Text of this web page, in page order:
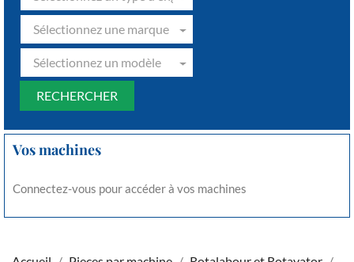
Sélectionnez une marque
Sélectionnez un modèle
Vos machines
Connectez-vous pour accéder à vos machines